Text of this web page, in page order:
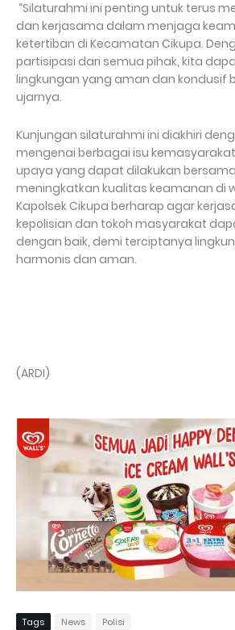
“Silaturahmi ini penting untuk terus
dan kerjasama dalam menjaga
ketertiban di Kecamatan Cikupa.
partisipasi dari semua pihak, kita
lingkungan yang aman dan kondusif
ujarnya.
Kunjungan silaturahmi ini diakhiri
mengenai berbagai isu
upaya yang dapat dilakukan
meningkatkan kualitas keamanan di
Kapolsek Cikupa berharap agar
kepolisian dan tokoh masyarakat
dengan baik, demi terciptanya
harmonis dan aman.
(ARDI)
Tags News Polisi